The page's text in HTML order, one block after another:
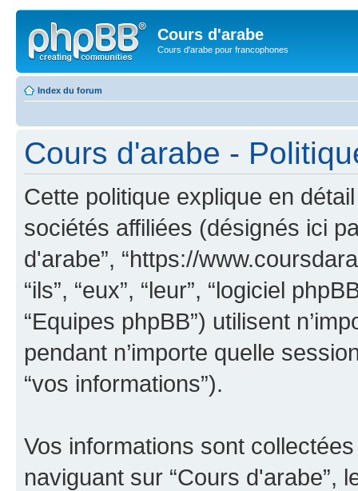
Cours d'arabe
Cours d'arabe pour francophones
Index du forum
Cours d'arabe -
Cette politique explique en
sociétés affiliées (désignés ici
d'arabe”, “https://
“ils”, “eux”, “leur”, “logiciel
“Equipes phpBB”) utilisent
pendant n’importe quelle
“vos informations”).
Vos informations sont
naviguant sur “Cours d'arabe”,